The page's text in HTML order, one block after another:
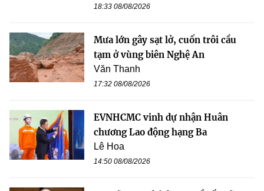
18:33 08/08/2026
Mưa lớn gây sạt lở, cuốn trôi cầu
tạm ở vùng biên Nghệ An
Văn Thanh
17:32 08/08/2026
EVNHCMC vinh dự nhận Huân
chương Lao động hạng Ba
Lê Hoa
14:50 08/08/2026